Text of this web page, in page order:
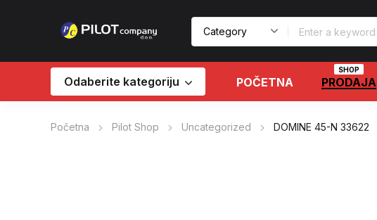
Odaberite kategoriju POČETNA PRODAJA
SHOP
Početna Pilot Shop Uncategorized DOMINE 45-N 33622